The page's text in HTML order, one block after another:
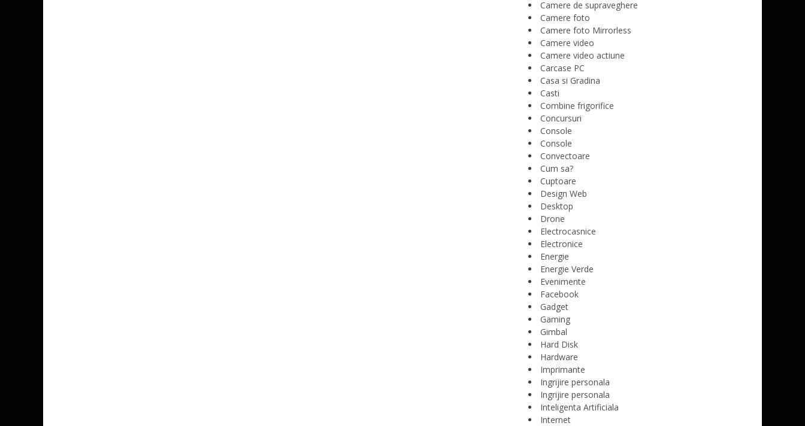
Camere de supraveghere
Camere foto
Camere foto Mirrorless
Camere video
Camere video actiune
Carcase PC
Casa si Gradina
Casti
Combine frigorifice
Concursuri
Console
Console
Convectoare
Cum sa?
Cuptoare
Design Web
Desktop
Drone
Electrocasnice
Electronice
Energie
Energie Verde
Evenimente
Facebook
Gadget
Gaming
Gimbal
Hard Disk
Hardware
Imprimante
Ingrijire personala
Ingrijire personala
Inteligenta Artificiala
Internet